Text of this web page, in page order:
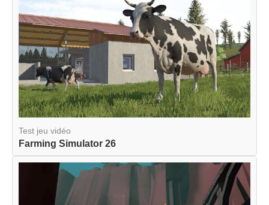
Test jeu vidéo
Farming Simulator 26